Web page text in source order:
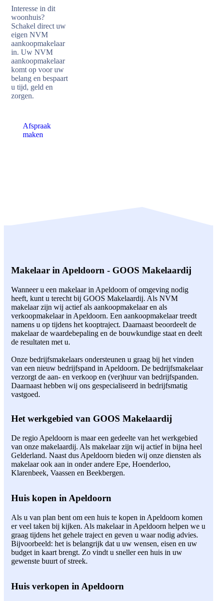
Interesse in dit
woonhuis?
Schakel direct uw
eigen NVM
aankoopmakelaar
in. Uw NVM
aankoopmakelaar
komt op voor uw
belang en bespaart
u tijd, geld en
zorgen.
Afspraak
maken
Makelaar in Apeldoorn - GOOS Makelaardij
Wanneer u een makelaar in Apeldoorn of omgeving nodig
heeft, kunt u terecht bij GOOS Makelaardij. Als NVM
makelaar zijn wij actief als aankoopmakelaar en als
verkoopmakelaar in Apeldoorn. Een aankoopmakelaar treedt
namens u op tijdens het kooptraject. Daarnaast beoordeelt de
makelaar de waardebepaling en de bouwkundige staat en deelt
de resultaten met u.
Onze bedrijfsmakelaars ondersteunen u graag bij het vinden
van een nieuw bedrijfspand in Apeldoorn. De bedrijfsmakelaar
verzorgt de aan- en verkoop en (ver)huur van bedrijfspanden.
Daarnaast hebben wij ons gespecialiseerd in bedrijfsmatig
vastgoed.
Het werkgebied van GOOS Makelaardij
De regio Apeldoorn is maar een gedeelte van het werkgebied
van onze makelaardij. Als makelaar zijn wij actief in bijna heel
Gelderland. Naast dus Apeldoorn bieden wij onze diensten als
makelaar ook aan in onder andere Epe, Hoenderloo,
Klarenbeek, Vaassen en Beekbergen.
Huis kopen in Apeldoorn
Als u van plan bent om een huis te kopen in Apeldoorn komen
er veel taken bij kijken. Als makelaar in Apeldoorn helpen we u
graag tijdens het gehele traject en geven u waar nodig advies.
Bijvoorbeeld: het is belangrijk dat u uw wensen, eisen en uw
budget in kaart brengt. Zo vindt u sneller een huis in uw
gewenste buurt of streek.
Huis verkopen in Apeldoorn